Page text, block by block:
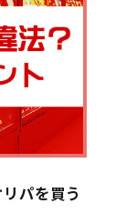
パを買う